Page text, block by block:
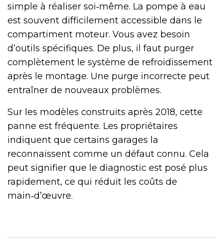
simple à réaliser soi‑même. La pompe à eau
est souvent difficilement accessible dans le
compartiment moteur. Vous avez besoin
d’outils spécifiques. De plus, il faut purger
complètement le système de refroidissement
après le montage. Une purge incorrecte peut
entraîner de nouveaux problèmes.
Sur les modèles construits après 2018, cette
panne est fréquente. Les propriétaires
indiquent que certains garages la
reconnaissent comme un défaut connu. Cela
peut signifier que le diagnostic est posé plus
rapidement, ce qui réduit les coûts de
main‑d’œuvre.